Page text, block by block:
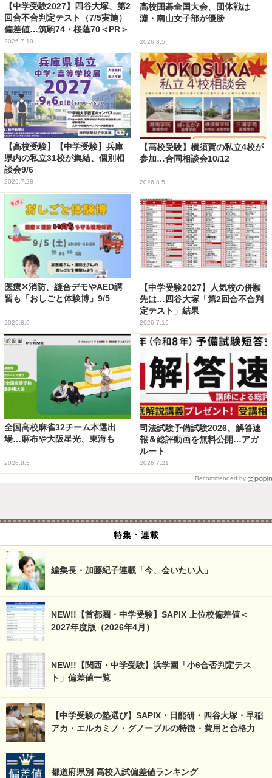
【中学受験2027】四谷大塚、第2
回合不合判定テスト（7/5実施）
偏差値…筑駒74・桜蔭70＜PR＞
2026.7.10
高校囲碁全国大会、団体戦は
灘・南山女子部が優勝
2026.8.5
【高校受験】【中学受験】兵庫
県内の私立31校が集結、個別相
談会9/6
2026.7.28
【高校受験】横須賀の私立4校が
参加…合同相談会10/12
2026.8.5
医療✕消防、縫合デモやAED講
習も「おしごと体験博」9/5
2026.8.6
【中学受験2027】人気校の併願
先は…四谷大塚「第2回合不合判
定テスト」結果
2026.7.16
全国高校麻雀32チーム本選出
場…麻布や大阪星光、東海も
2026.8.5
司法試験予備試験2026、解答速
報＆総評動画を無料公開…アガ
ルート
2026.7.21
Recommended by
特集・連載
編集長・加藤紀子連載「今、会いたい人」
NEW!!【首都圏・中学受験】SAPIX 上位校偏差値＜
2027年度版（2026年4月）
NEW!!【関西・中学受験】浜学園「小6合否判定テス
ト」偏差値一覧
【中学受験の塾選び】SAPIX・日能研・四谷大塚・早稲
アカ・エルカミノ・グノーブルの特徴・費用と合格力
都道府県別 高校入試偏差値ランキング